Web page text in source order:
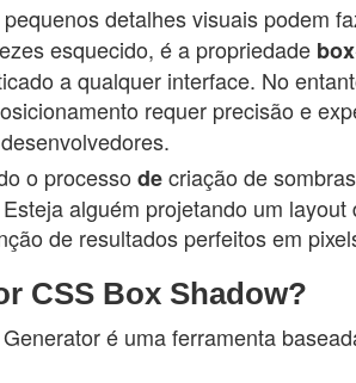
detalhes visuais podem
esquecido, é a propriedade box
a qualquer interface. No
requer precisão e
o processo decriação de
alguém projetando um
de resultados perfeitos em
CSS Box Shadow?
é uma ferramenta